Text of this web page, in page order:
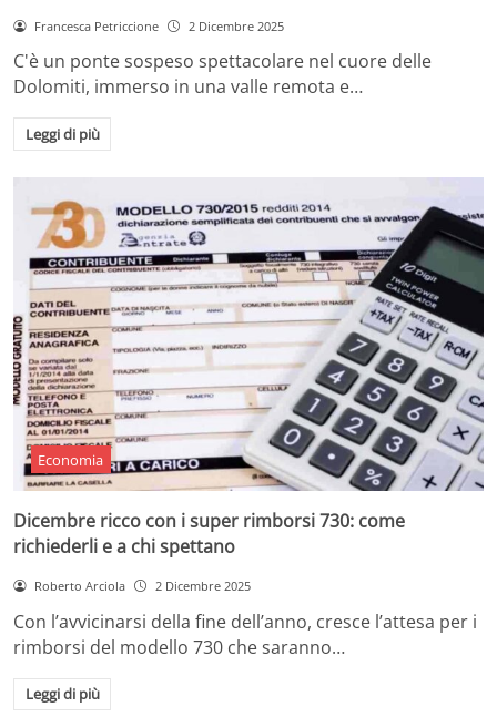
Francesca Petriccione 2 Dicembre 2025
C'è un ponte sospeso spettacolare nel cuore delle
Dolomiti, immerso in una valle remota e…
Leggi di più
Economia
Dicembre ricco con i super rimborsi 730: come
richiederli e a chi spettano
Roberto Arciola 2 Dicembre 2025
Con l’avvicinarsi della fine dell’anno, cresce l’attesa per i
rimborsi del modello 730 che saranno…
Leggi di più